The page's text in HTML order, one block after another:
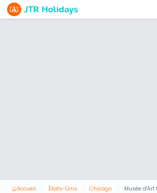
Accueil États-Unis Chicago